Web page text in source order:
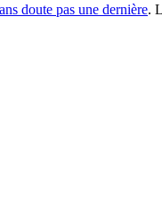
doute pas une dernière.